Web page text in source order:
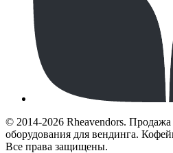
© 2014-2026 Rheavendors. Продажа
оборудования для вендинга.
Все права защищены.